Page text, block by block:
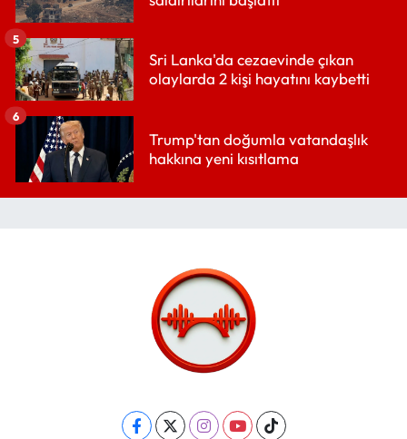
Sri Lanka'da cezaevinde çıkan
olaylarda 2 kişi hayatını kaybetti
5
Trump'tan doğumla vatandaşlık
hakkına yeni kısıtlama
6